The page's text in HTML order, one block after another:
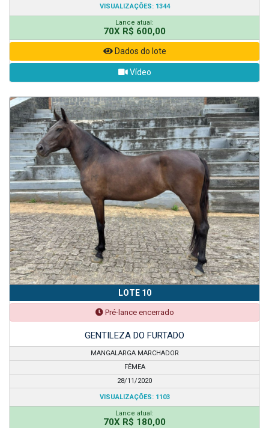
VISUALIZAÇÕES: 1344
Lance atual:
70X R$ 600,00
Dados do lote
Vídeo
LOTE 10
Pré-lance encerrado
GENTILEZA DO FURTADO
MANGALARGA MARCHADOR
FÊMEA
28/11/2020
VISUALIZAÇÕES: 1103
Lance atual:
70X R$ 180,00